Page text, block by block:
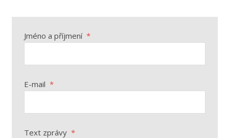
Jméno a příjmení *
E-mail *
Text zprávy *